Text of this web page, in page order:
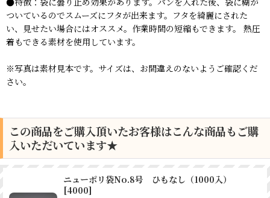
ついているのでスムーズにフタが出来ます。フタを綺麗にされた
い、見せたい場合にはオススメ。作業時間の短縮もできます。 熱圧
着もできる素材を使用しています。
※写真は素材見本です。サイズは、お間違えのないようご確認くだ
さい。
この商品をご購入頂いたお客様はこんな商品もご購
入いただいています★
ニューポリ袋No.8号 ひもなし（1000入）
[4000]